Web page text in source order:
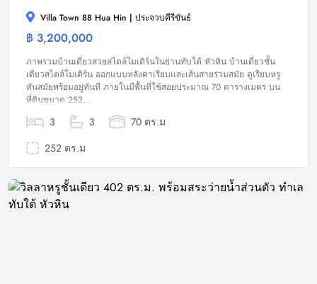
Villa Town 88 Hua Hin | ประจวบคีรีขันธ์
฿ 3,200,000
ภาพรวมบ้านเดี่ยวสวยสไตล์โมเดิร์นในย่านทับใต้ หัวหิน บ้านเดี่ยวชั้น
เดียวสไตล์โมเดิร์น ออกแบบหลังคาเรียบและเส้นสายร่วมสมัย ดูเรียบหรู
ทันสมัยพร้อมอยู่ทันที ภายในมีพื้นที่ใช้สอยประมาณ 70 ตารางเมตร บน
ที่ดินขนาด 252...
3 3
70 ตร.ม
252 ตร.ม